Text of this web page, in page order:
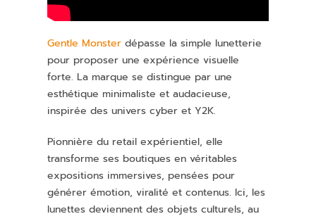
Gentle Monster dépasse la simple lunetterie
pour proposer une expérience visuelle
forte. La marque se distingue par une
esthétique minimaliste et audacieuse,
inspirée des univers cyber et Y2K.
Pionnière du retail expérientiel, elle
transforme ses boutiques en véritables
expositions immersives, pensées pour
générer émotion, viralité et contenus. Ici, les
lunettes deviennent des objets culturels, au